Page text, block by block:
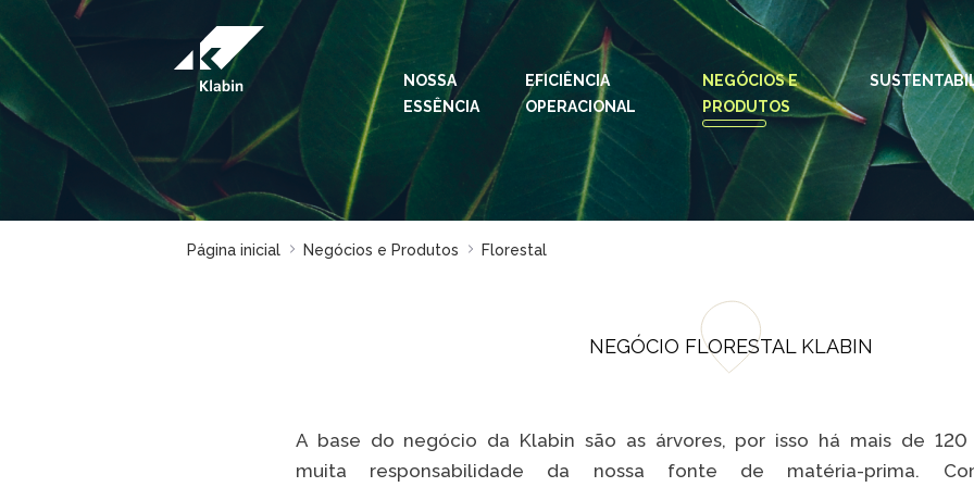
Pular para o Conteúdo principal
NOSSA
ESSÊNCIA
EFICIÊNCIA
OPERACIONAL
NEGÓCIOS E
PRODUTOS
IDIOMAS: PT EN
ESPAÇOS KLABIN
Relações com
Investidores
Klabin
Página inicial Negócios e Produtos Florestal
NEGÓCIO FLORESTAL KLABIN
A base do negócio da Klabin são as árvores, por isso há mais de 120
muita responsabilidade da nossa fonte de matéria-prima.